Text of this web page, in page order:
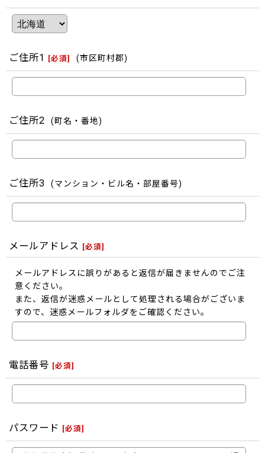
ご住所1 [必須] (市区町村郡)
ご住所2 (町名・番地)
ご住所3 (マンション・ビル名・部屋番号)
メールアドレス [必須]
メールアドレスに誤りがあると返信が届きませんのでご注
意ください。
また、返信が迷惑メールとして処理される場合がございま
すので、迷惑メールフォルダをご確認ください。
電話番号 [必須]
パスワード [必須]